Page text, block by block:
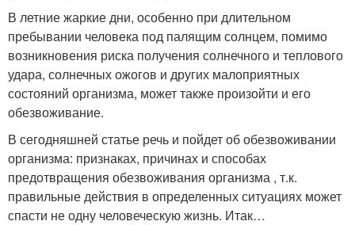
В летние жаркие дни, особенно при длительном
пребывании человека под палящим солнцем, помимо
возникновения риска получения солнечного и теплового
удара, солнечных ожогов и других малоприятных
состояний организма, может также произойти и его
обезвоживание.
В сегодняшней статье речь и пойдет об обезвоживании
организма: признаках, причинах и способах
предотвращения обезвоживания организма , т.к.
правильные действия в определенных ситуациях может
спасти не одну человеческую жизнь. Итак…